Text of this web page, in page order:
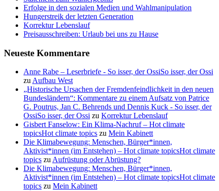
Erfolge in den sozialen Medien und Wahlmanipulation
Hungerstreik der letzten Generation
Korrektur Lebenslauf
Preisausschreiben: Urlaub bei uns zu Hause
Neueste Kommentare
Anne Rabe – Leserbriefe - So isser, der OssiSo isser, der Ossi
zu Aufbau West
„Historische Ursachen der Fremdenfeindlichkeit in den neuen
Bundesländern“: Kommentare zu einem Aufsatz von Patrice
G. Poutrus, Jan C. Behrends und Dennis Kuck - So isser, der
OssiSo isser, der Ossi zu Korrektur Lebenslauf
Gisbert Fanselow: Ein Klima-Nachruf – Hot climate
topicsHot climate topics zu Mein Kabinett
Die Klimabewegung: Menschen, Bürger*innen,
Aktivist*innen (im Entstehen) – Hot climate topicsHot climate
topics zu Aufrüstung oder Abrüstung?
Die Klimabewegung: Menschen, Bürger*innen,
Aktivist*innen (im Entstehen) – Hot climate topicsHot climate
topics zu Mein Kabinett